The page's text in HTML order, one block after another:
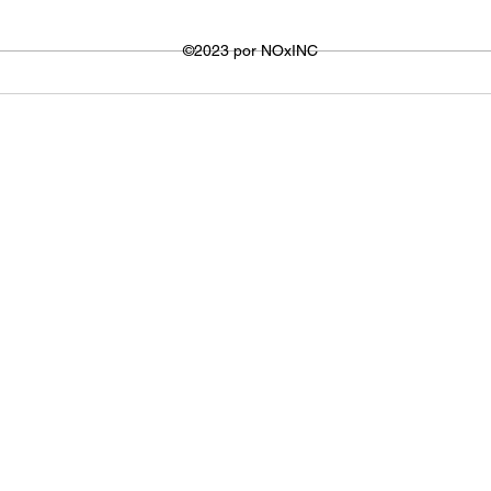
utilizada para visualizar os
de
©2023 por NOxINC